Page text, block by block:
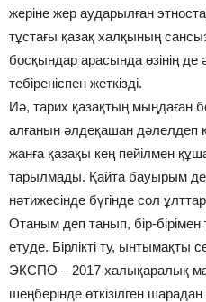
жеріне жер аударылған
тұстағы қазақ халқының
босқындар арасында өзінің
тебіреніспен жеткізді.
Иә, тарих қазақтың мыңдаған
алғанын әлдеқашан дәлелдеп
жанға қазақы кең пейілмен
тарылмады. Қайта бауырым
нәтижесінде бүгінде сол
Отаным деп танып, бір-
етуде. Бірлікті ту, ынтымақты
ЭКСПО – 2017 халықаралық
шеңберінде өткізілген